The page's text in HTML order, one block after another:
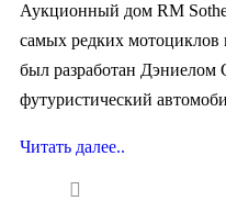
Аукционный дом RM
самых редких
был разработан Дэниелом
футуристический
Читать далее..